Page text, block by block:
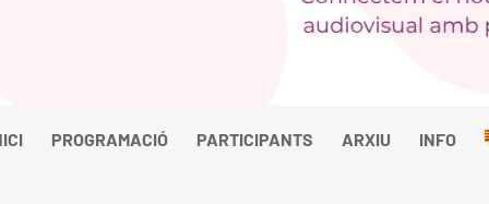
PROGRAMACIÓ PARTICIPANTS ARXIU INFO